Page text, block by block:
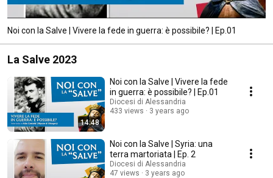
Noi con la Salve | Vivere la fede in guerra: è possibile? | Ep.01
La Salve 2023
14:48
Noi con la Salve | Vivere la fede
in guerra: è possibile? | Ep.01
Diocesi di Alessandria
433 views
3 years ago
Noi con la Salve | Syria: una
terra martoriata | Ep. 2
Diocesi di Alessandria
47 views
3 years ago